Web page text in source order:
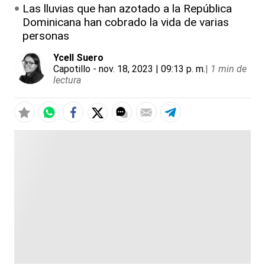
Las lluvias que han azotado a la República
Dominicana han cobrado la vida de varias
personas
Ycell Suero
Capotillo - nov. 18, 2023 | 09:13 p. m.| 1 min de
lectura